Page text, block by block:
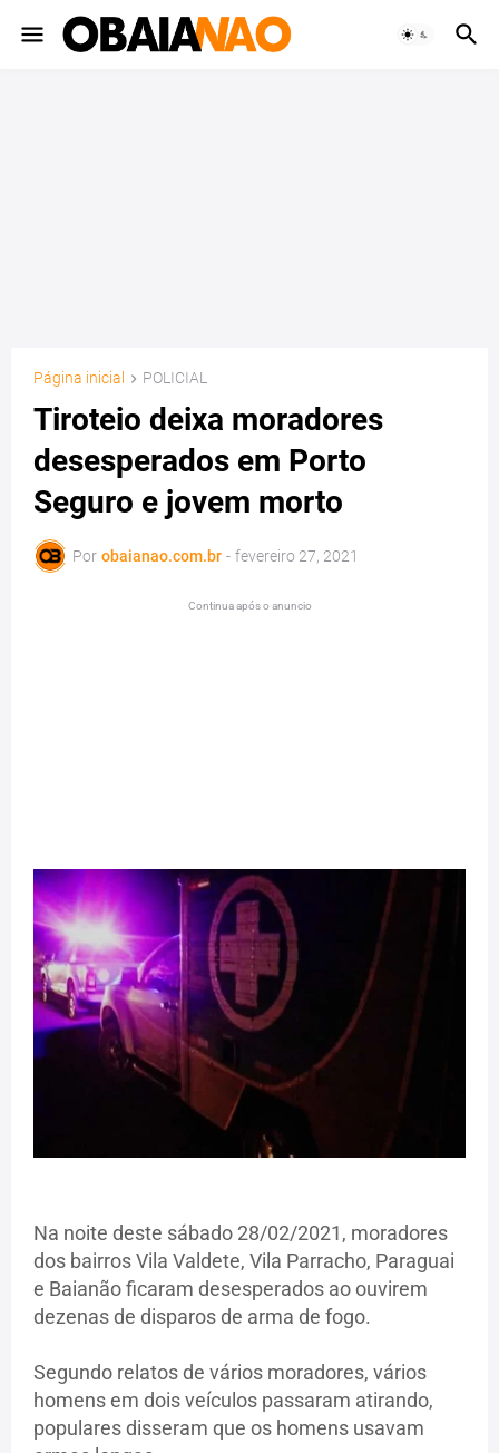
Página inicial POLICIAL
Tiroteio deixa moradores
desesperados em Porto
Seguro e jovem morto
Por obaianao.com.br - fevereiro 27, 2021
Continua após o anuncio
Na noite deste sábado 28/02/2021, moradores
dos bairros Vila Valdete, Vila Parracho, Paraguai
e Baianão ficaram desesperados ao ouvirem
dezenas de disparos de arma de fogo.
Segundo relatos de vários moradores, vários
homens em dois veículos passaram atirando,
populares disseram que os homens usavam